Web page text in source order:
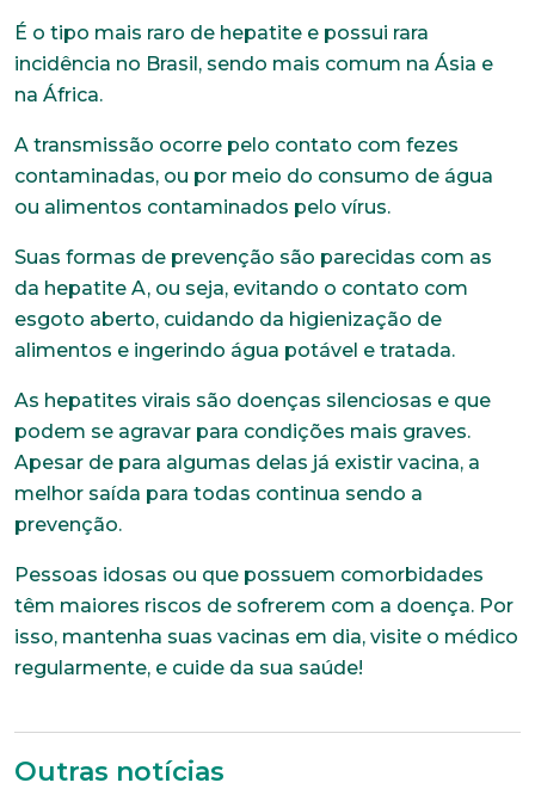
É o tipo mais raro de hepatite e possui rara
incidência no Brasil, sendo mais comum na Ásia e
na África.
A transmissão ocorre pelo contato com fezes
contaminadas, ou por meio do consumo de água
ou alimentos contaminados pelo vírus.
Suas formas de prevenção são parecidas com as
da hepatite A, ou seja, evitando o contato com
esgoto aberto, cuidando da higienização de
alimentos e ingerindo água potável e tratada.
As hepatites virais são doenças silenciosas e que
podem se agravar para condições mais graves.
Apesar de para algumas delas já existir vacina, a
melhor saída para todas continua sendo a
prevenção.
Pessoas idosas ou que possuem comorbidades
têm maiores riscos de sofrerem com a doença. Por
isso, mantenha suas vacinas em dia, visite o médico
regularmente, e cuide da sua saúde!
Outras notícias
Telefone
Endereço
Bairro
Cidade
Naturalidade